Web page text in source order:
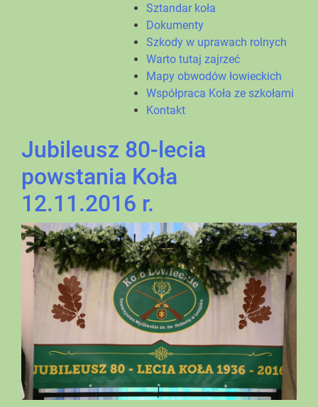
Sztandar koła
Dokumenty
Szkody w uprawach rolnych
Warto tutaj zajrzeć
Mapy obwodów łowieckich
Współpraca Koła ze szkołami
Kontakt
Jubileusz 80-lecia
powstania Koła
12.11.2016 r.